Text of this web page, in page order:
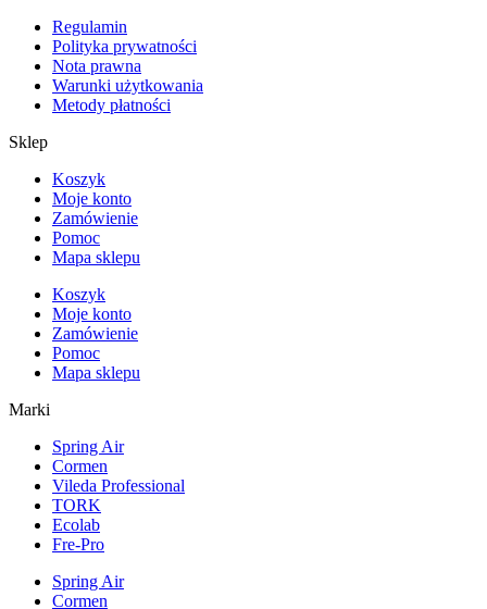
Regulamin
Polityka prywatności
Nota prawna
Warunki użytkowania
Metody płatności
Sklep
Koszyk
Moje konto
Zamówienie
Pomoc
Mapa sklepu
Koszyk
Moje konto
Zamówienie
Pomoc
Mapa sklepu
Marki
Spring Air
Cormen
Vileda Professional
TORK
Ecolab
Fre-Pro
Spring Air
Cormen